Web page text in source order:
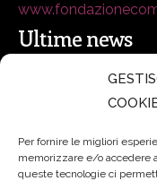
Per fornire le migliori
memorizzare e/o accedere
queste tecnologie ci
Ultime news
secsolutionforum
Padre Benanti: